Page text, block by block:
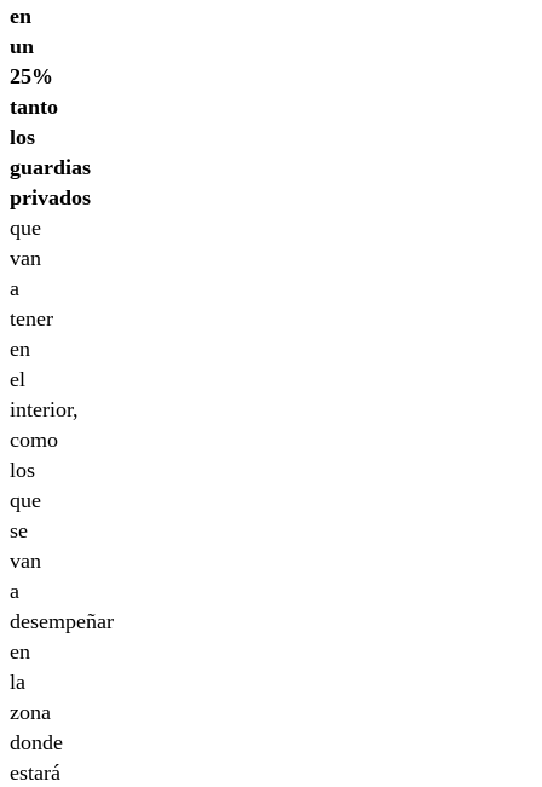
en
un
25%
tanto
los
guardias
privados
que
van
a
tener
en
el
interior,
como
los
que
se
van
a
desempeñar
en
la
zona
donde
estará